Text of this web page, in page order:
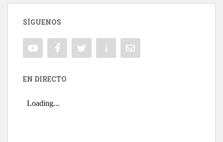
SÍGUENOS
EN DIRECTO